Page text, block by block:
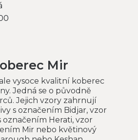
Mir
vysoce kvalitní koberec
Jedná se o původně
Jejich vzory zahrnují
s označením Bidjar, vzor
označením Herati, vzor
Mir nebo květinový